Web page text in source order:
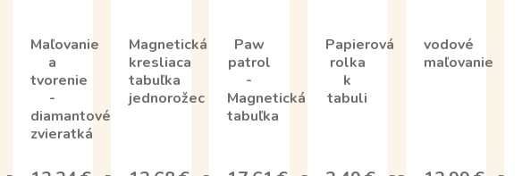
Maľovanie
a
tvorenie
-
diamantové
zvieratká
Magnetická
kresliaca
tabuľka
jednorožec
Paw
patrol
-
Magnetická
tabuľka
Papierová
rolka
k
tabuli
vodové
maľovanie